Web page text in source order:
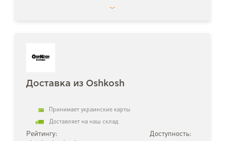
Доставка из Oshkosh
Принимает украинские карты
Доставляет на наш склад
Рейтингу: Доступность: